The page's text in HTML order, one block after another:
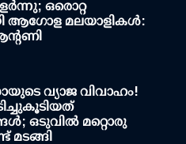
ഒരൊറ്റ
ആഗോള മലയാളികൾ:
വ്യാജ വിവാഹം!
ഒടുവില്‍ മറ്റൊരു
മടങ്ങി